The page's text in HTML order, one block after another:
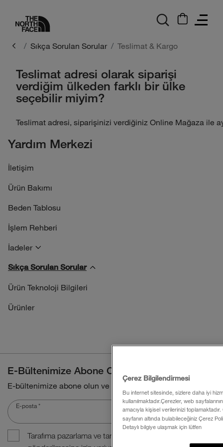
Sıkça Sorulan Sorular Teslimat & Kargo
Yardım Merkezi
İletişim
Ürün Bakımı
Beden Tablosu
İşlem Rehberi
İadeler
Sıkça Sorulan Sorular
Ürün Teknoloji Bilgileri
Ürünler
Teslimat adresi olarak siparişi
verdiğim ülkeden farklı bir ülke
seçebilir miyim?
Teslimat adresi, siparişinizi verdiğiniz Online Mağaza ile
E-Bültenimize Abone Olun
E-bültenimize abone olun ve bağlantıda kalın
E-posta *
Tarafıma pazarlama ve tanıtım amaçlı e-posta
Çerez Bilgilendirmesi
Bu internet sitesinde, sizlere daha iyi
kullanılmaktadır.Çerezler, web
amacıyla kişisel verilerinizi
sayfanın altında bulabileceğiniz Çerez
Detaylı bilgiye ulaşmak için lütfen